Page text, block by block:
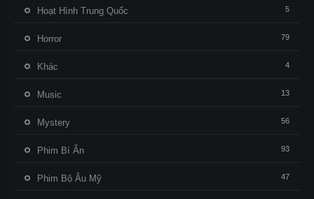
Hoạt Hình Trung Quốc 5
Horror 79
Khác 4
Music 13
Mystery 56
Phim Bí Ẩn 93
Phim Bộ Âu Mỹ 47